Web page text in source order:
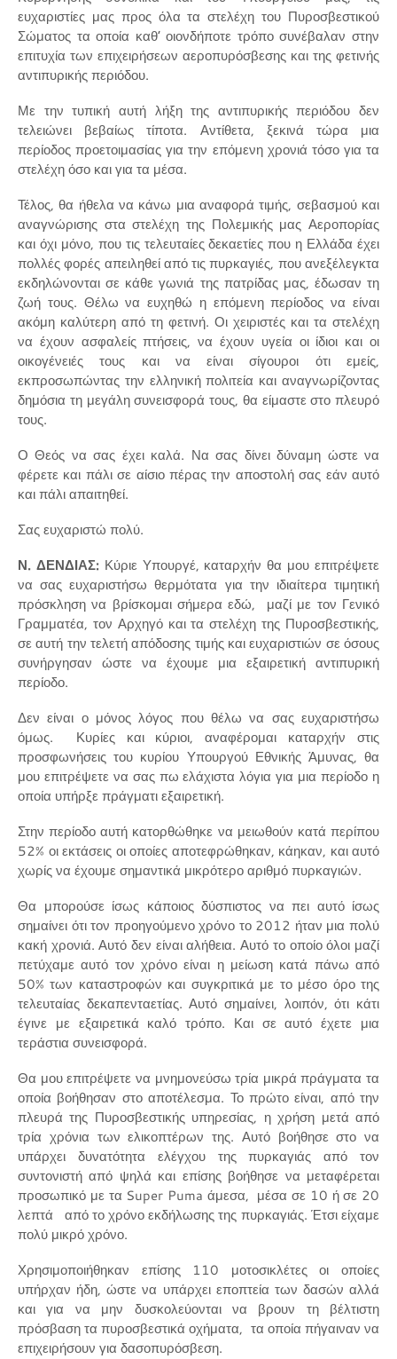
ευχαριστίες μας προς όλα τα στελέχη του Πυροσβεστικού
Σώματος τα οποία καθ’ οιονδήποτε τρόπο συνέβαλαν στην
επιτυχία των επιχειρήσεων αεροπυρόσβεσης και της φετινής
αντιπυρικής περιόδου.
Με την τυπική αυτή λήξη της αντιπυρικής περιόδου δεν
τελειώνει βεβαίως τίποτα. Αντίθετα, ξεκινά τώρα μια
περίοδος προετοιμασίας για την επόμενη χρονιά τόσο για τα
στελέχη όσο και για τα μέσα.
Τέλος, θα ήθελα να κάνω μια αναφορά τιμής, σεβασμού και
αναγνώρισης στα στελέχη της Πολεμικής μας Αεροπορίας
και όχι μόνο, που τις τελευταίες δεκαετίες που η Ελλάδα έχει
πολλές φορές απειληθεί από τις πυρκαγιές, που ανεξέλεγκτα
εκδηλώνονται σε κάθε γωνιά της πατρίδας μας, έδωσαν τη
ζωή τους. Θέλω να ευχηθώ η επόμενη περίοδος να είναι
ακόμη καλύτερη από τη φετινή. Οι χειριστές και τα στελέχη
να έχουν ασφαλείς πτήσεις, να έχουν υγεία οι ίδιοι και οι
οικογένειές τους και να είναι σίγουροι ότι εμείς,
εκπροσωπώντας την ελληνική πολιτεία και αναγνωρίζοντας
δημόσια τη μεγάλη συνεισφορά τους, θα είμαστε στο πλευρό
τους.
Ο Θεός να σας έχει καλά. Να σας δίνει δύναμη ώστε να
φέρετε και πάλι σε αίσιο πέρας την αποστολή σας εάν αυτό
και πάλι απαιτηθεί.
Σας ευχαριστώ πολύ.
Ν. ΔΕΝΔΙΑΣ:Κύριε Υπουργέ, καταρχήν θα μου επιτρέψετε
να σας ευχαριστήσω θερμότατα για την ιδιαίτερα τιμητική
πρόσκληση να βρίσκομαι σήμερα εδώ, μαζί με τον Γενικό
Γραμματέα, τον Αρχηγό και τα στελέχη της Πυροσβεστικής,
σε αυτή την τελετή απόδοσης τιμής και ευχαριστιών σε όσους
συνήργησαν ώστε να έχουμε μια εξαιρετική αντιπυρική
περίοδο.
Δεν είναι ο μόνος λόγος που θέλω να σας ευχαριστήσω
όμως. Κυρίες και κύριοι, αναφέρομαι καταρχήν στις
προσφωνήσεις του κυρίου Υπουργού Εθνικής Άμυνας, θα
μου επιτρέψετε να σας πω ελάχιστα λόγια για μια περίοδο η
οποία υπήρξε πράγματι εξαιρετική.
Στην περίοδο αυτή κατορθώθηκε να μειωθούν κατά περίπου
52% οι εκτάσεις οι οποίες αποτεφρώθηκαν, κάηκαν, και αυτό
χωρίς να έχουμε σημαντικά μικρότερο αριθμό πυρκαγιών.
Θα μπορούσε ίσως κάποιος δύσπιστος να πει αυτό ίσως
σημαίνει ότι τον προηγούμενο χρόνο το 2012 ήταν μια πολύ
κακή χρονιά. Αυτό δεν είναι αλήθεια. Αυτό το οποίο όλοι μαζί
πετύχαμε αυτό τον χρόνο είναι η μείωση κατά πάνω από
50% των καταστροφών και συγκριτικά με το μέσο όρο της
τελευταίας δεκαπενταετίας. Αυτό σημαίνει, λοιπόν, ότι κάτι
έγινε με εξαιρετικά καλό τρόπο. Και σε αυτό έχετε μια
τεράστια συνεισφορά.
Θα μου επιτρέψετε να μνημονεύσω τρία μικρά πράγματα τα
οποία βοήθησαν στο αποτέλεσμα. Το πρώτο είναι, από την
πλευρά της Πυροσβεστικής υπηρεσίας, η χρήση μετά από
τρία χρόνια των ελικοπτέρων της. Αυτό βοήθησε στο να
υπάρχει δυνατότητα ελέγχου της πυρκαγιάς από τον
συντονιστή από ψηλά και επίσης βοήθησε να μεταφέρεται
προσωπικό με τα Super Puma άμεσα, μέσα σε 10 ή σε 20
λεπτά από το χρόνο εκδήλωσης της πυρκαγιάς. Έτσι είχαμε
πολύ μικρό χρόνο.
Χρησιμοποιήθηκαν επίσης 110 μοτοσικλέτες οι οποίες
υπήρχαν ήδη, ώστε να υπάρχει εποπτεία των δασών αλλά
και για να μην δυσκολεύονται να βρουν τη βέλτιστη
πρόσβαση τα πυροσβεστικά οχήματα, τα οποία πήγαιναν να
επιχειρήσουν για δασοπυρόσβεση.